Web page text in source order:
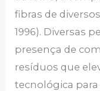
fibras de
1996). Diversas
presença de
resíduos que
tecnológica